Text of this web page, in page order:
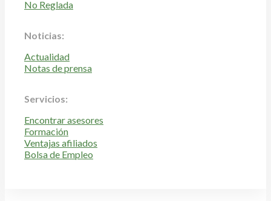
No Reglada
Noticias:
Actualidad
Notas de prensa
Servicios:
Encontrar asesores
Formación
Ventajas afiliados
Bolsa de Empleo